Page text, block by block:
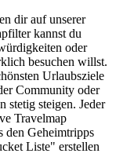
dir auf unserer
kannst du
oder
besuchen willst.
Urlaubsziele
Community oder
stetig steigen. Jeder
Travelmap
den Geheimtripps
Liste" erstellen